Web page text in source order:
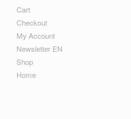
Cart
Checkout
My Account
Newsletter EN
Shop
Home